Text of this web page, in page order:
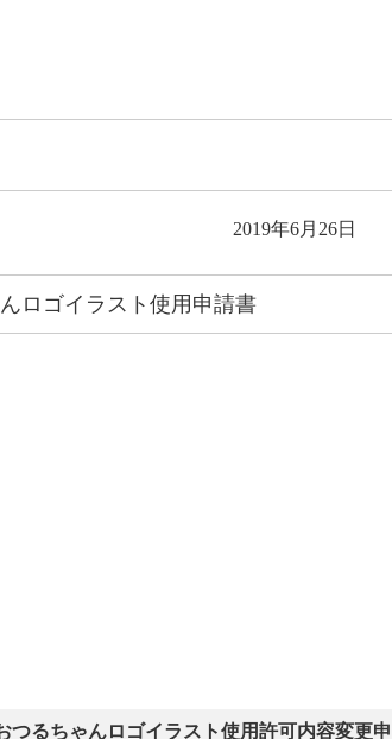
2019年6月26日
ロゴイラスト使用申請書
つるちゃんロゴイラスト使用許可内容変更